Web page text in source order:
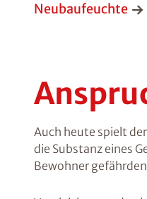
Neubaufeuchte
Auch heute spielt
die Substanz eines
Bewohner